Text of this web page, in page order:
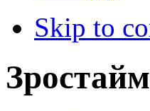
Skip to